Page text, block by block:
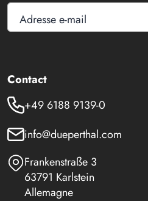
Adresse e-mail
Contact
+49 6188 9139-0
info@dueperthal.com
Frankenstraße 3
63791 Karlstein
Allemagne